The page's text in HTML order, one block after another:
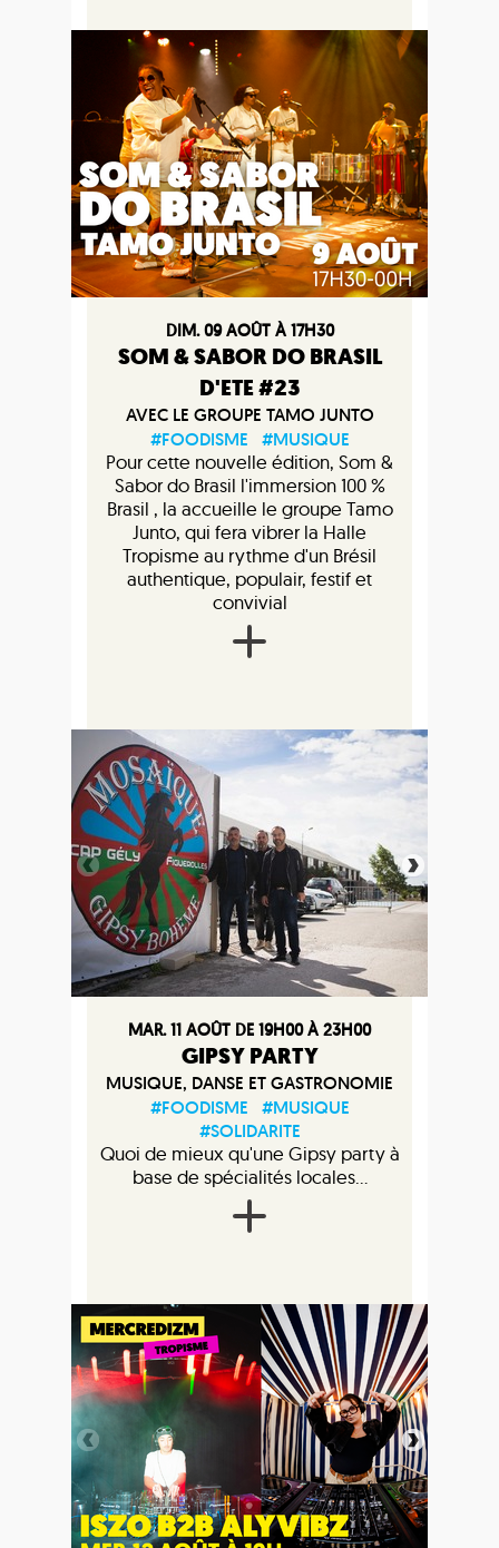
DIM. 09 AOÛT À 17H30
SOM & SABOR DO BRASIL
D'ETE #23
AVEC LE GROUPE TAMO JUNTO
#FOODISME
#MUSIQUE
Pour cette nouvelle édition, Som &
Sabor do Brasil l'immersion 100 %
Brasil , la accueille le groupe Tamo
Junto, qui fera vibrer la Halle
Tropisme au rythme d'un Brésil
authentique, populair, festif et
convivial
MAR. 11 AOÛT DE 19H00 À 23H00
GIPSY PARTY
MUSIQUE, DANSE ET GASTRONOMIE
#FOODISME
#MUSIQUE
#SOLIDARITE
Quoi de mieux qu'une Gipsy party à
base de spécialités locales...